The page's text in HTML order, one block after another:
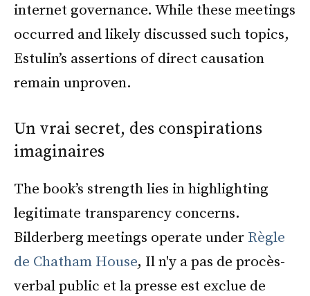
internet governance. While these meetings
occurred and likely discussed such topics,
Estulin’s assertions of direct causation
remain unproven.
Un vrai secret, des conspirations
imaginaires
The book’s strength lies in highlighting
legitimate transparency concerns.
Bilderberg meetings operate under Règle
de Chatham House, Il n'y a pas de procès-
verbal public et la presse est exclue de